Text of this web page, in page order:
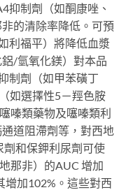
抑制劑（如酮康唑、
的清除率降低。可預
利福平）將降低血漿
/氫氧化鎂）對本品
制劑（如甲苯磺丁
如選擇性5－羥色胺
嗪類藥物及噻嗪類利
道阻滯劑等，對西地
劑和保鉀利尿劑可使
那非）的AUC 增加
增加102%。這些對西